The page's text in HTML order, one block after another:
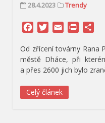
28.4.2023 Trendy
Facebook
Twitter
Email Print
Od zřícení továrny Rana
městě Dháce, při
a přes 2600 jich bylo
Celý článek